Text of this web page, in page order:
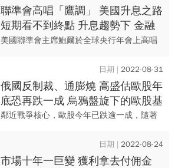
相關基金投資機會也...
聯準會高唱「鷹調」 美國升息之路
短期看不到終點 升息趨勢下 金融
股基金受惠程度有跡可循
美國聯準會主席鮑爾於全球央行年會上高唱
而受惠於升息趨勢的金融股基金，適當的布
局時機如何判斷？
2022-08-31
俄國反制裁、通膨燒 高盛估歐股年
底恐再跌一成 烏鴉盤旋下的歐股基
金攻略
鄰近戰爭核心，歐股今年已跌逾一成，隨著
多保守看歐股後市，但烏雲下仍有亮點，看
好醫藥、綠能、國防等相...
2022-08-24
市場十年一巨變 獲利拿去付佣金